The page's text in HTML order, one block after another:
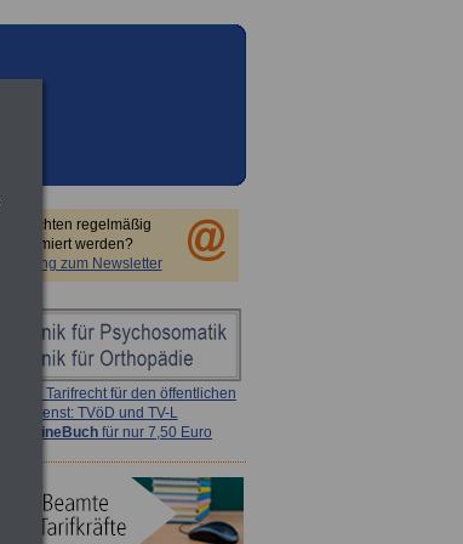
Sie möchten regelmäßig
informiert werden?
zum Newsletter
Tarifrecht für den öffentlichen
Dienst: TVöD und TV-L
OnlineBuch für nur 7,50 Euro